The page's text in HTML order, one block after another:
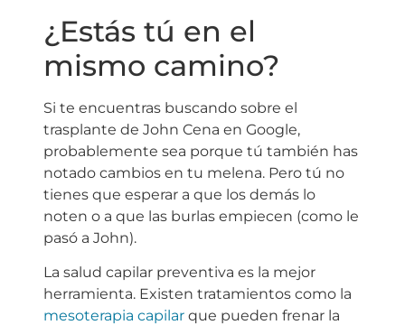
¿Estás tú en el
mismo camino?
Si te encuentras buscando sobre el
trasplante de John Cena en Google,
probablemente sea porque tú también has
notado cambios en tu melena. Pero tú no
tienes que esperar a que los demás lo
noten o a que las burlas empiecen (como le
pasó a John).
La salud capilar preventiva es la mejor
herramienta. Existen tratamientos como la
mesoterapia capilar que pueden frenar la